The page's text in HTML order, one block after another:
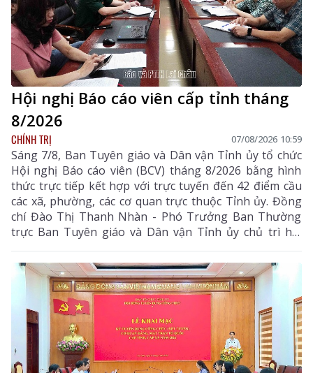
Hội nghị Báo cáo viên cấp tỉnh tháng
8/2026
CHÍNH TRỊ 07/08/2026 10:59
Sáng 7/8, Ban Tuyên giáo và Dân vận Tỉnh ủy tổ chức
Hội nghị Báo cáo viên (BCV) tháng 8/2026 bằng hình
thức trực tiếp kết hợp với trực tuyến đến 42 điểm cầu
các xã, phường, các cơ quan trực thuộc Tỉnh ủy. Đồng
chí Đào Thị Thanh Nhàn - Phó Trưởng Ban Thường
trực Ban Tuyên giáo và Dân vận Tỉnh ủy chủ trì hội
nghị.